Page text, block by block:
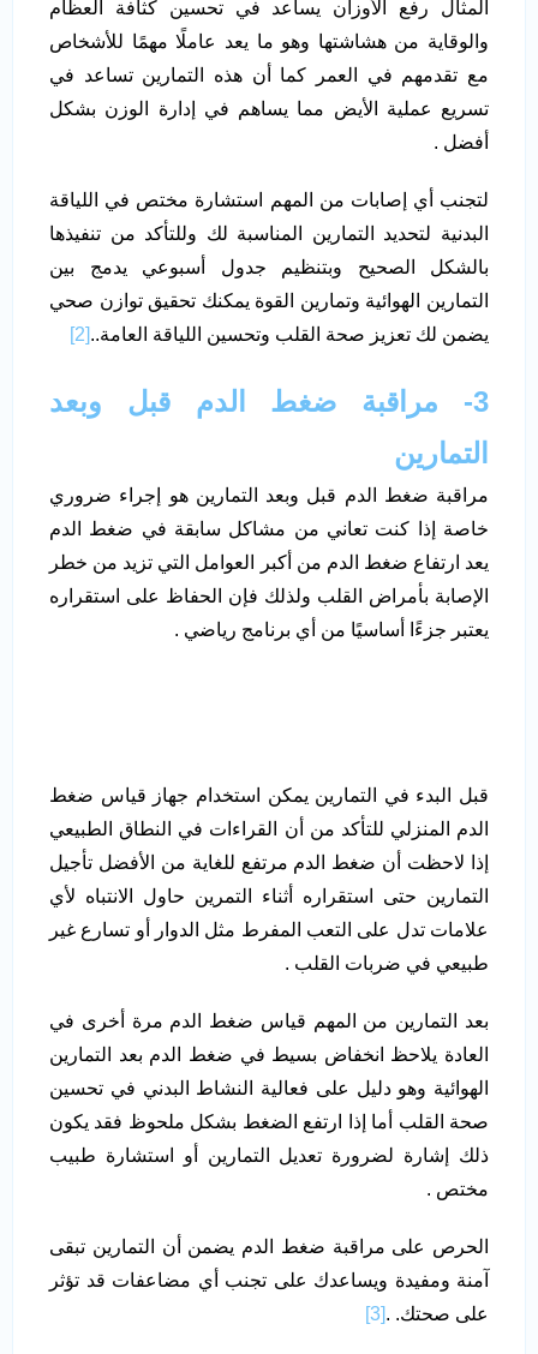
المثال رفع الأوزان يساعد في تحسين كثافة العظام
والوقاية من هشاشتها وهو ما يعد عاملًا مهمًا للأشخاص
مع تقدمهم في العمر كما أن هذه التمارين تساعد في
تسريع عملية الأيض مما يساهم في إدارة الوزن بشكل
أفضل .
لتجنب أي إصابات من المهم استشارة مختص في اللياقة
البدنية لتحديد التمارين المناسبة لك وللتأكد من تنفيذها
بالشكل الصحيح وبتنظيم جدول أسبوعي يدمج بين
التمارين الهوائية وتمارين القوة يمكنك تحقيق توازن صحي
يضمن لك تعزيز صحة القلب وتحسين اللياقة العامة..[2]
3- مراقبة ضغط الدم قبل وبعد
التمارين
مراقبة ضغط الدم قبل وبعد التمارين هو إجراء ضروري
خاصة إذا كنت تعاني من مشاكل سابقة في ضغط الدم
يعد ارتفاع ضغط الدم من أكبر العوامل التي تزيد من خطر
الإصابة بأمراض القلب ولذلك فإن الحفاظ على استقراره
يعتبر جزءًا أساسيًا من أي برنامج رياضي .
قبل البدء في التمارين يمكن استخدام جهاز قياس ضغط
الدم المنزلي للتأكد من أن القراءات في النطاق الطبيعي
إذا لاحظت أن ضغط الدم مرتفع للغاية من الأفضل تأجيل
التمارين حتى استقراره أثناء التمرين حاول الانتباه لأي
علامات تدل على التعب المفرط مثل الدوار أو تسارع غير
طبيعي في ضربات القلب .
بعد التمارين من المهم قياس ضغط الدم مرة أخرى في
العادة يلاحظ انخفاض بسيط في ضغط الدم بعد التمارين
الهوائية وهو دليل على فعالية النشاط البدني في تحسين
صحة القلب أما إذا ارتفع الضغط بشكل ملحوظ فقد يكون
ذلك إشارة لضرورة تعديل التمارين أو استشارة طبيب
مختص .
الحرص على مراقبة ضغط الدم يضمن أن التمارين تبقى
آمنة ومفيدة ويساعدك على تجنب أي مضاعفات قد تؤثر
على صحتك. .[3]